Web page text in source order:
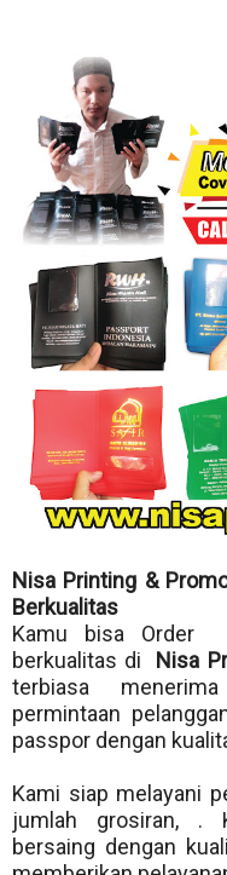
Nisa Printing &
Berkualitas
Kamu bisa Order
berkualitas di
Nisa
terbiasa
permintaan
passpor dengan
Kami siap melayani
jumlah grosiran, .
bersaing dengan